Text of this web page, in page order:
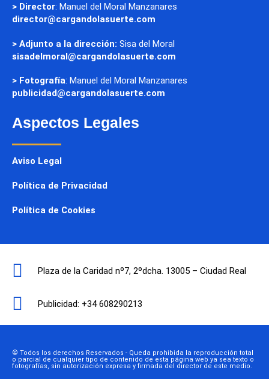
> Director: Manuel del Moral Manzanares
director@cargandolasuerte.com
> Adjunto a la dirección: Sisa del Moral
sisadelmoral@cargandolasuerte.com
> Fotografía: Manuel del Moral Manzanares
publicidad@cargandolasuerte.com
Aspectos Legales
Aviso Legal
Política de Privacidad
Política de Cookies
Plaza de la Caridad nº7, 2ºdcha. 13005 – Ciudad Real
Publicidad: +34 608290213
© Todos los derechos Reservados - Queda prohibida la reproducción total
o parcial de cualquier tipo de contenido de esta página web ya sea texto o
fotografías, sin autorización expresa y firmada del director de este medio.